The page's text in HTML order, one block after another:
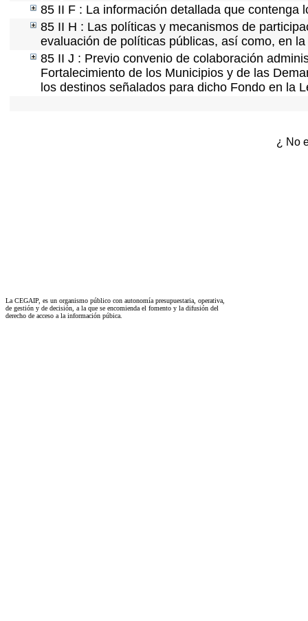
85 II F : La información detallada que contenga
85 II H : Las políticas y mecanismos de
evaluación de políticas públicas, así como, en
85 II J : Previo convenio de colaboración
Fortalecimiento de los Municipios y de las
los destinos señalados para dicho Fondo en la
¿ No
La CEGAIP, es un organismo público con autonomía presupuestaria, operativa,
de gestión y de decisión, a la que se encomienda el fomento y la difusión del
derecho de acceso a la información púbica.